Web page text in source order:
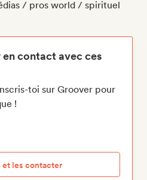
/ pros world / spirituel
contact avec ces
toi sur Groover pour
!
et les contacter